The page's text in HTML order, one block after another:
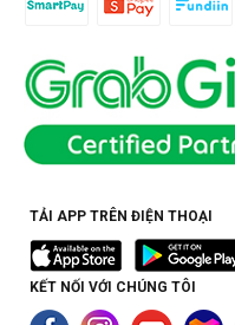
TẢI APP TRÊN ĐIỆN THOẠI
KẾT NỐI VỚI CHÚNG TÔI